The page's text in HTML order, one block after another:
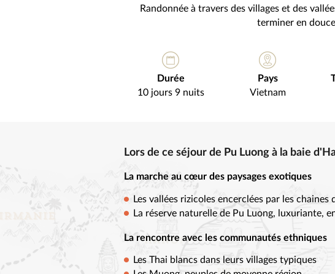
Randonnée à travers des villages et des
terminer en
Durée
10 jours 9 nuits
Pays
Vietnam
Lors de ce séjour de Pu Luong à la baie
La marche au cœur des paysages exotiques
Les vallées rizicoles encerclées par les
La réserve naturelle de Pu Luong, luxuriante,
La rencontre avec les communautés ethniques
Les Thai blancs dans leurs villages typiques